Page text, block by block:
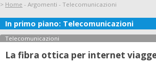
> Home - Argomenti - Telecomunicazioni
In primo piano: Telecomunicazioni
Telecomunicazioni
La fibra ottica per internet
carceraria
Le interviste
Allamprese